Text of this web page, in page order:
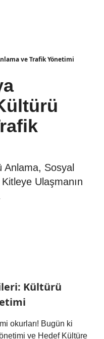
ve Trafik Yönetimi
Anlama, Sosyal
Ulaşmanın
Kültürü
okurları! Bugün ki
ve Hedef Kültüre